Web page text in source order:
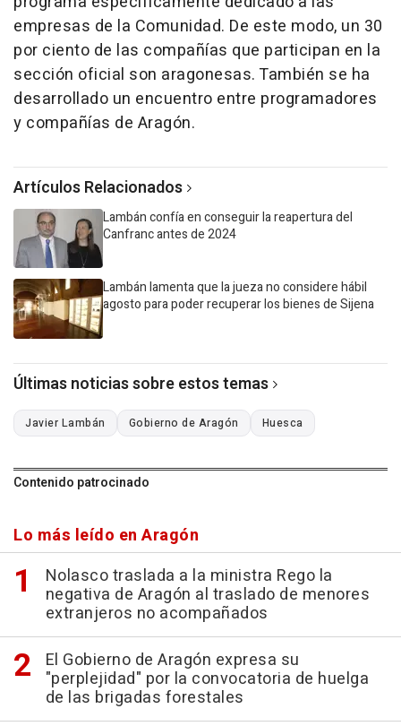
empresas de la Comunidad. De este modo, un 30
por ciento de las compañías que participan en la
sección oficial son aragonesas. También se ha
desarrollado un encuentro entre programadores
y compañías de Aragón.
Artículos Relacionados
Lambán confía en conseguir la reapertura del
Canfranc antes de 2024
Lambán lamenta que la jueza no considere hábil
agosto para poder recuperar los bienes de Sijena
Últimas noticias sobre estos temas
Javier Lambán Gobierno de Aragón Huesca
Contenido patrocinado
Lo más leído en Aragón
Nolasco traslada a la ministra Rego la
negativa de Aragón al traslado de menores
extranjeros no acompañados
El Gobierno de Aragón expresa su
"perplejidad" por la convocatoria de huelga
de las brigadas forestales